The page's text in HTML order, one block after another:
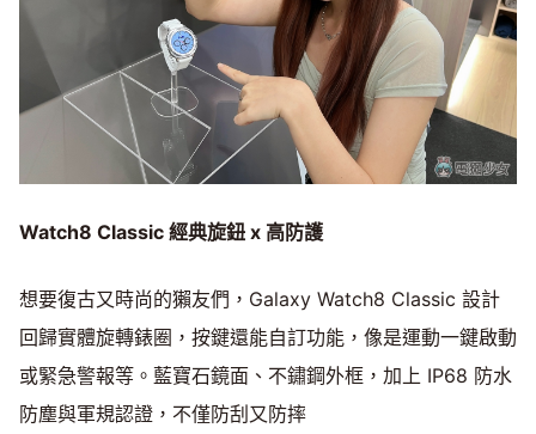
Watch8 Classic 經典旋鈕 x 高防護
想要復古又時尚的獺友們，Galaxy Watch8 Classic 設計
回歸實體旋轉錶圈，按鍵還能自訂功能，像是運動一鍵啟動
或緊急警報等。藍寶石鏡面、不鏽鋼外框，加上 IP68 防水
防塵與軍規認證，不僅防刮又防摔